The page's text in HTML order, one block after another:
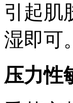
引起肌
湿即可。
压力性